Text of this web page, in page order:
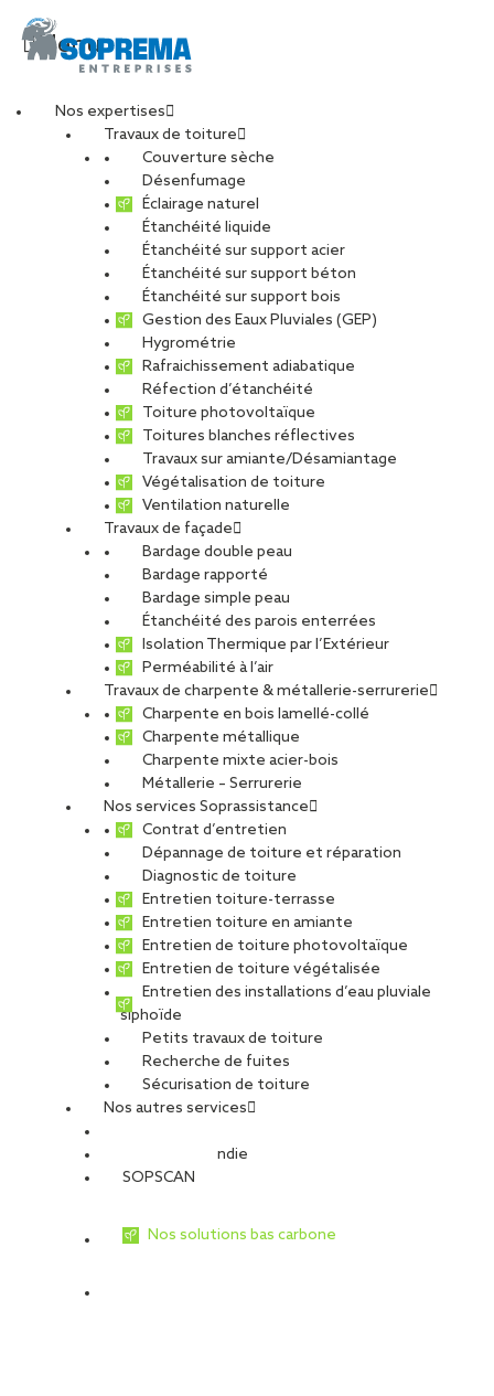
Menu
Nos expertises
Travaux de toiture
Couverture sèche
Désenfumage
Éclairage naturel
Étanchéité liquide
Étanchéité sur support acier
Étanchéité sur support béton
Étanchéité sur support bois
Gestion des Eaux Pluviales (GEP)
Hygrométrie
Rafraichissement adiabatique
Réfection d’étanchéité
Toiture photovoltaïque
Toitures blanches réflectives
Travaux sur amiante/Désamiantage
Végétalisation de toiture
Ventilation naturelle
Travaux de façade
Bardage double peau
Bardage rapporté
Bardage simple peau
Étanchéité des parois enterrées
Isolation Thermique par l’Extérieur
Perméabilité à l’air
Travaux de charpente & métallerie-serrurerie
Charpente en bois lamellé-collé
Charpente métallique
Charpente mixte acier-bois
Métallerie – Serrurerie
Nos services Soprassistance
Contrat d’entretien
Dépannage de toiture et réparation
Diagnostic de toiture
Entretien toiture-terrasse
Entretien toiture en amiante
Entretien de toiture photovoltaïque
Entretien de toiture végétalisée
Entretien des installations d’eau pluviale
siphoïde
Petits travaux de toiture
Recherche de fuites
Sécurisation de toiture
Nos autres services
Sécurité Incendie
SOPSCAN
Nos solutions bas carbone
Le magazine SO Archi
/ SO Vous Été 2021
est sorti !
PARTAGER
Dans cette 12ème édition, retrouvez au sommaire :
les derniers projets, la Cour Bareuzai à Dijon, un dossier sur la
façade ainsi que le dossier consacré au procédé OMEGA dans
So Archi
les acteurs de votre réseau, la Médiathèque Olympe de
Gouges de Strasbourg, le dossier sur la couverture
photovoltaïque ainsi qu’un focus sur l’entretien de toiture
dans So Vous
Découvrir le magazine #12